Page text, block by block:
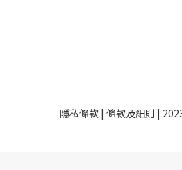
隱私條款 | 條款及細則 |